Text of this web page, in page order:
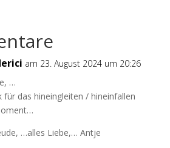
am 23. August 2024 um 20:26
…
für das hineingleiten / hineinfallen
…alles Liebe,… Antje